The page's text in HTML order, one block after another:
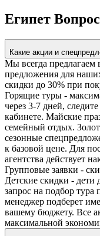
Египет
Какие акции и
Мы всегда
предложения для
скидки до 30% при
Горящие туры -
через 3-7 дней,
кабинете. Майские
семейный отдых.
сезонные
к базовой цене. Для
агентства действует
Групповые заявки -
Детские скидки - дети
запрос на подбор
менеджер подберет
вашему бюджету. Все
максимальной